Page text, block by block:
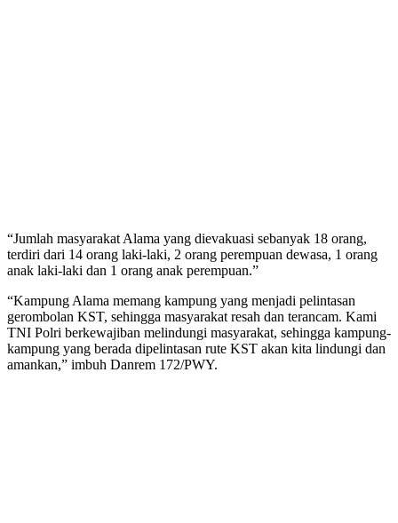
“Jumlah masyarakat Alama yang dievakuasi sebanyak 18 orang,
terdiri dari 14 orang laki-laki, 2 orang perempuan dewasa, 1 orang
anak laki-laki dan 1 orang anak perempuan.”
“Kampung Alama memang kampung yang menjadi pelintasan
gerombolan KST, sehingga masyarakat resah dan terancam. Kami
TNI Polri berkewajiban melindungi masyarakat, sehingga kampung-
kampung yang berada dipelintasan rute KST akan kita lindungi dan
amankan,” imbuh Danrem 172/PWY.